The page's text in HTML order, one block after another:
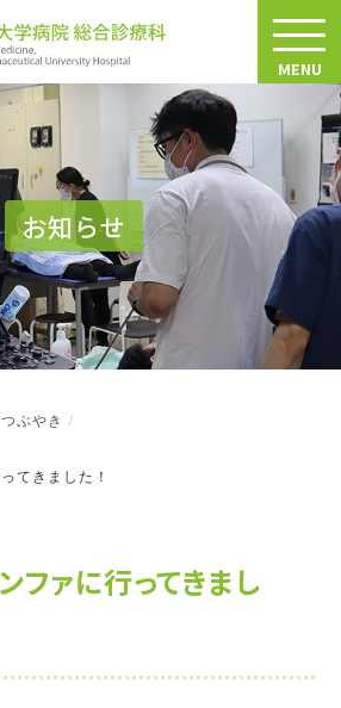
MENU
お知らせ
ぶやき /
てきました！
ファに行ってきまし